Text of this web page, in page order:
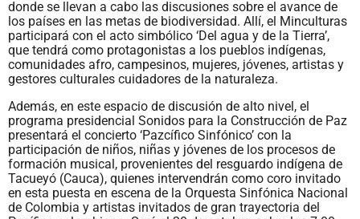
donde se llevan a cabo las discusiones sobre el avance de
los países en las metas de biodiversidad. Allí, el Minculturas
participará con el acto simbólico ‘Del agua y de la Tierra’,
que tendrá como protagonistas a los pueblos indígenas,
comunidades afro, campesinos, mujeres, jóvenes, artistas y
gestores culturales cuidadores de la naturaleza.
Además, en este espacio de discusión de alto nivel, el
programa presidencial Sonidos para la Construcción de Paz
presentará el concierto ‘Pazcífico Sinfónico’ con la
participación de niños, niñas y jóvenes de los procesos de
formación musical, provenientes del resguardo indígena de
Tacueyó (Cauca), quienes intervendrán como coro invitado
en esta puesta en escena de la Orquesta Sinfónica Nacional
de Colombia y artistas invitados de gran trayectoria del